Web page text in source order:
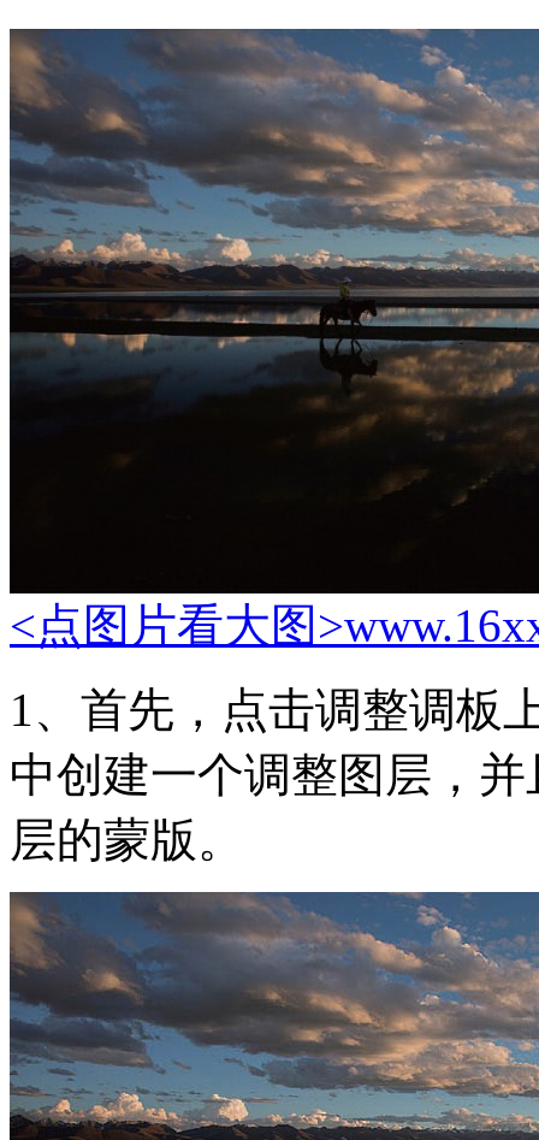
<点图片看大图>
1、首先，点击调整调板
中创建一个调整图层，
层的蒙版。